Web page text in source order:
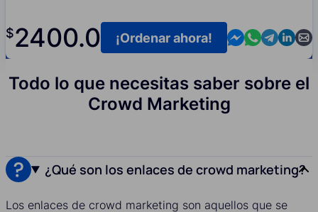
$2400.0 Contact us in
Contact us
Contact
¡Ordenar ahora!
Todo lo que necesitas saber sobre el
Crowd Marketing
¿Qué son los enlaces de crowd marketing?
Los enlaces de crowd marketing son aquellos que se